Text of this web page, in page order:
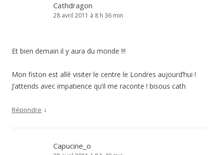
Cathdragon
28 avril 2011 à 8 h 36 min
Et bien demain il y aura du monde !!!
Mon fiston est allé visiter le centre le Londres aujourd’hui !
J’attends avec impatience qu’il me raconte ! bisous cath
Répondre ↓
Capucine_o